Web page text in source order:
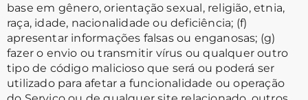
base em gênero, orientação sexual, religião, etnia,
raça, idade, nacionalidade ou deficiência; (f)
apresentar informações falsas ou enganosas; (g)
fazer o envio ou transmitir vírus ou qualquer outro
tipo de código malicioso que será ou poderá ser
utilizado para afetar a funcionalidade ou operação